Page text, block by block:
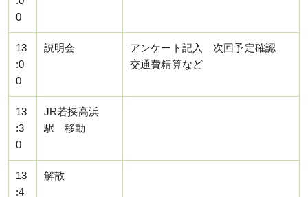
0
13
:0
0
説明会
アンケート記入 次回予定確認
交通費精算など
13
:3
0
JR若挟高浜
駅 移動
13
:4
解散